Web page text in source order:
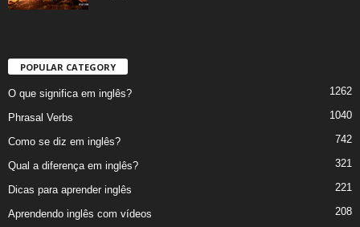
POPULAR CATEGORY
O que significa em inglês? 1262
Phrasal Verbs 1040
Como se diz em inglês? 742
Qual a diferença em inglês? 321
Dicas para aprender inglês 221
Aprendendo inglês com vídeos 208